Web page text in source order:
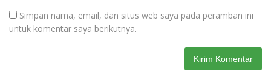
Simpan nama, email, dan situs web saya pada peramban ini
untuk komentar saya berikutnya.